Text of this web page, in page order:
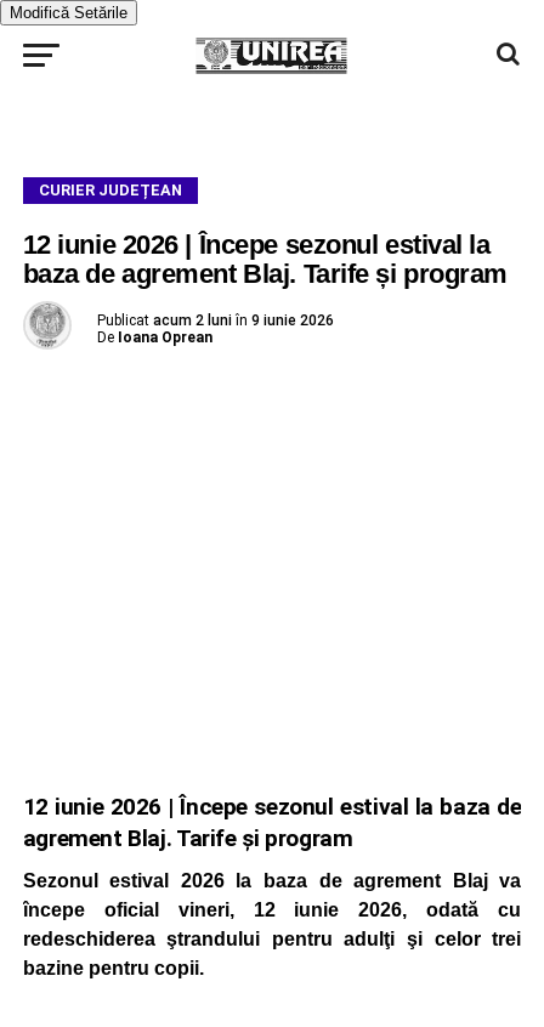
Modifică Setările
CURIER JUDEȚEAN
12 iunie 2026 | Începe sezonul estival la
baza de agrement Blaj. Tarife și program
Publicat acum 2 luni în 9 iunie 2026
De Ioana Oprean
12 iunie 2026 | Începe sezonul estival la baza de
agrement Blaj. Tarife și program
Sezonul estival 2026 la baza de agrement Blaj va
începe oficial vineri, 12 iunie 2026, odată cu
redeschiderea ştrandului pentru adulţi şi celor trei
bazine pentru copii.